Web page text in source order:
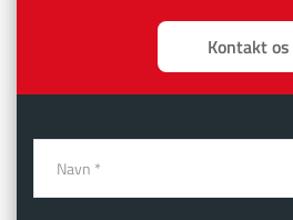
Kontakt os